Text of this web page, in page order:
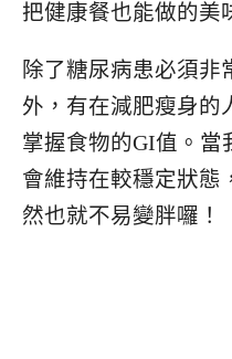
把健康餐也能做的美
除了糖尿病患必須非
外，有在減肥瘦身的
掌握食物的GI值。當
會維持在較穩定狀態
然也就不易變胖囉！